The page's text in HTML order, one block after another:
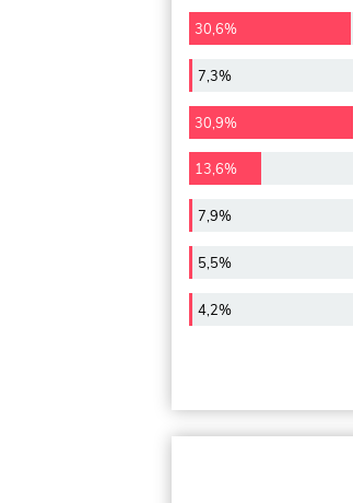
30,6%
7,3%
30,9%
13,6%
7,9%
5,5%
4,2%